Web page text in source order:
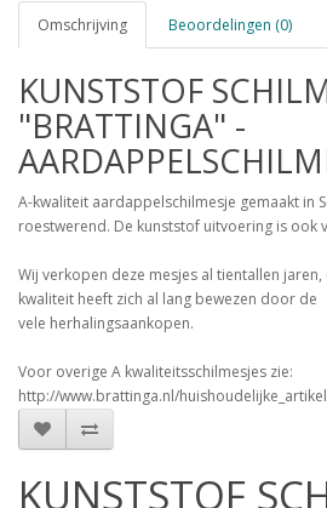
Omschrijving Beoordelingen (0)
KUNSTSTOF
"BRATTINGA" -
A-kwaliteit aardappelschilmesje gemaakt in
roestwerend. De kunststof uitvoering is ook
Wij verkopen deze mesjes al tientallen
kwaliteit heeft zich al lang bewezen door de
vele herhalingsaankopen.
Voor overige A kwaliteitsschilmesjes zie:
http://www.brattinga.nl/
KUNSTSTOF